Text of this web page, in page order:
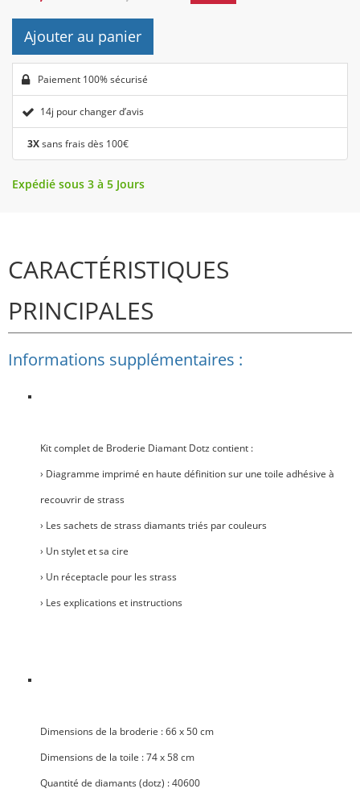
Ajouter au panier
Paiement 100% sécurisé
14j pour changer d’avis
3Xsans frais dès 100€
Expédié sous 3 à 5 Jours
CARACTÉRISTIQUES
PRINCIPALES
Informations supplémentaires :
Kit complet de Broderie Diamant Dotz contient :
› Diagramme imprimé en haute définition sur une toile adhésive à
recouvrir de strass
› Les sachets de strass diamants triés par couleurs
› Un stylet et sa cire
› Un réceptacle pour les strass
› Les explications et instructions
Dimensions de la broderie : 66 x 50 cm
Dimensions de la toile : 74 x 58 cm
Quantité de diamants (dotz) : 40600